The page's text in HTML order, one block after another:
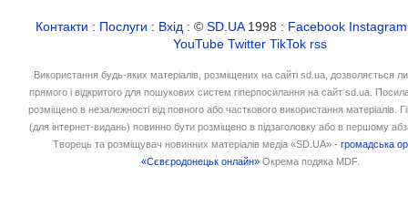
Контакти : Послуги : Вхід : ©SD.UA1998 : Facebook Instagram
YouTube Twitter TikTok rss
Використання будь-яких матеріалів, розміщених на сайті sd.ua, дозволяється
прямого і відкритого для пошукових систем гіперпосилання на сайт sd.ua.
розміщено в незалежності від повного або часткового використання матеріалів.
(для інтернет-видань) повинно бути розміщено в підзаголовку або в першому
Творець та розміщувач новинних матеріалів медіа «SD.UA» -громадська
«Сєвєродонецьк онлайн» Окрема подяка MDF.